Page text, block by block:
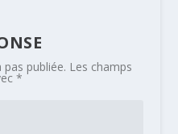
publiée. Les champs
*